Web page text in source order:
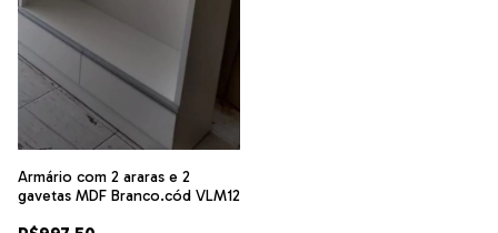
Armário com 2 araras e 2
gavetas MDF Branco.cód VLM12